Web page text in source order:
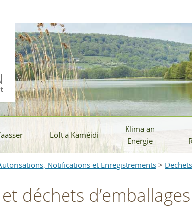
Loft a Kaméidi
Klima an
Energie
Notifications et Enregistrements >
déchets d’emballages